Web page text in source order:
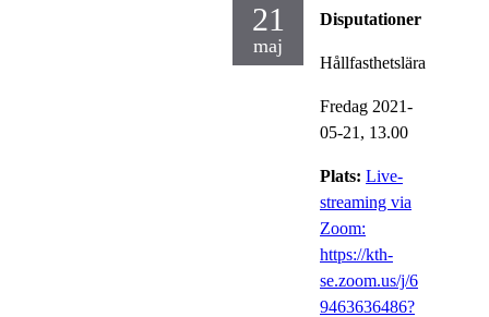
21
maj
Disputationer
Hållfasthetslära
Fredag 2021-
05-21, 13.00
Plats: Live-
streaming via
Zoom:
https://kth-
se.zoom.us/j/6
9463636486?